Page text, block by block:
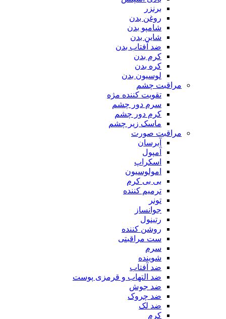
برنزر
روغن بدن
شامپو بدن
شاین بدن
ضد آفتاب بدن
کرم بدن
کره بدن
لوسیون بدن
مراقبت چشم
تقویت کننده مژه
سرم دور چشم
کرم دور چشم
ماسک زیر چشم
مراقبت صورت
آبرسان
آمپول
اسکراپ
امولوسیون
بی بی کرم
ترمیم کننده
تونر
جوانساز
رتینول
روشن کننده
ست مراقبتی
سرم
شوینده
ضد آفتاب
ضد التهاب و قرمزی پوست
‌ضد جوش
ضد چروک
ضد لک
کرم